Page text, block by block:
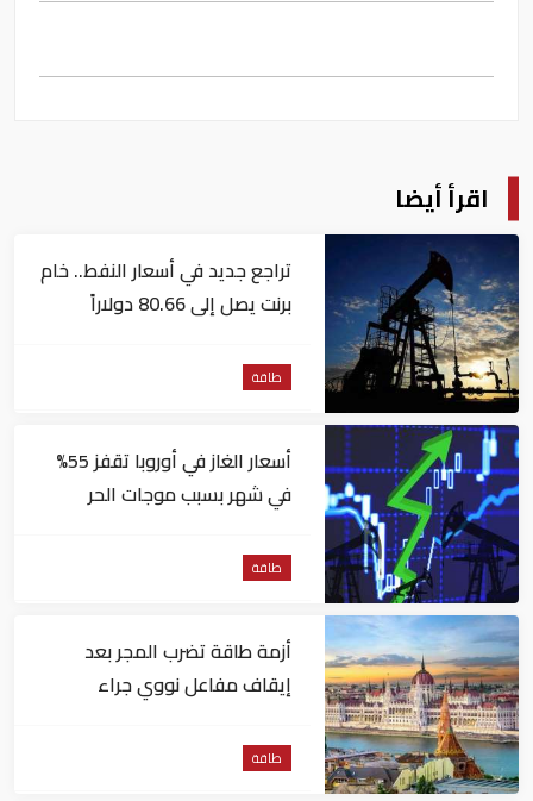
اقرأ أيضا
تراجع جديد في أسعار النفط.. خام
برنت يصل إلى 80.66 دولاراً
طاقة
أسعار الغاز في أوروبا تقفز 55%
في شهر بسبب موجات الحر
طاقة
أزمة طاقة تضرب المجر بعد
إيقاف مفاعل نووي جراء
طاقة